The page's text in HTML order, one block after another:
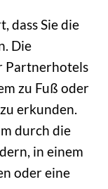
dass Sie die
Die
Partnerhotels
zu Fuß oder
erkunden.
durch die
in einem
oder eine